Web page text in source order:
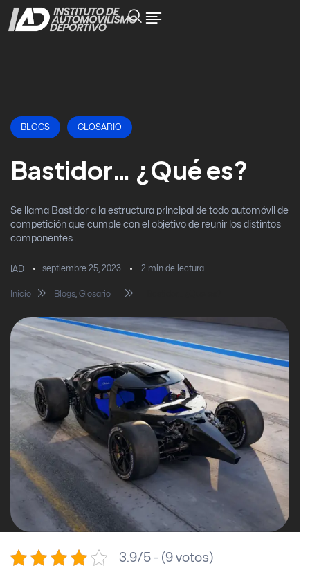
BLOGS GLOSARIO
Bastidor… ¿Qué es?
Se llama Bastidor a la estructura principal de todo automóvil de
competición que cumple con el objetivo de reunir los distintos
componentes...
IAD septiembre 25, 2023 2 min de lectura
Inicio Blogs, Glosario
3.9/5 - (9 votos)